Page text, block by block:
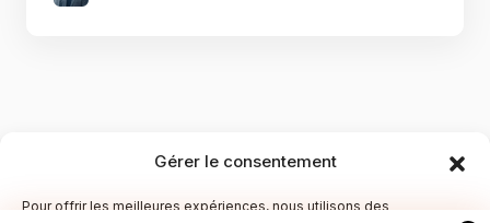
Gérer le consentement
Pour offrir les meilleures expériences, nous utilisons des